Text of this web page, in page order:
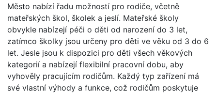
Město nabízí řadu možností pro rodiče, včetně
mateřských škol, školek a jeslí. Mateřské školy
obvykle nabízejí péči o děti od narození do 3 let,
zatímco školky jsou určeny pro děti ve věku od 3 do 6
let. Jesle jsou k dispozici pro děti všech věkových
kategorií a nabízejí flexibilní pracovní dobu, aby
vyhověly pracujícím rodičům. Každý typ zařízení má
své vlastní výhody a funkce, což rodičům poskytuje